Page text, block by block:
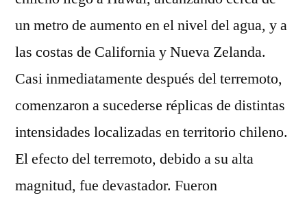
un metro de aumento en el nivel del agua, y a
las costas de California y Nueva Zelanda.
Casi inmediatamente después del terremoto,
comenzaron a sucederse réplicas de distintas
intensidades localizadas en territorio chileno.
El efecto del terremoto, debido a su alta
magnitud, fue devastador. Fueron